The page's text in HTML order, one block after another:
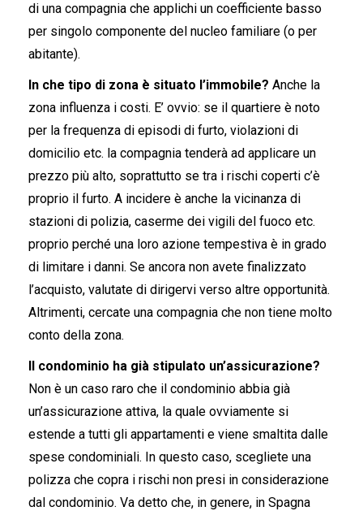
di una compagnia che applichi un coefficiente basso
per singolo componente del nucleo familiare (o per
abitante).
In che tipo di zona è situato l’immobile? Anche la
zona influenza i costi. E’ ovvio: se il quartiere è noto
per la frequenza di episodi di furto, violazioni di
domicilio etc. la compagnia tenderà ad applicare un
prezzo più alto, soprattutto se tra i rischi coperti c’è
proprio il furto. A incidere è anche la vicinanza di
stazioni di polizia, caserme dei vigili del fuoco etc.
proprio perché una loro azione tempestiva è in grado
di limitare i danni. Se ancora non avete finalizzato
l’acquisto, valutate di dirigervi verso altre opportunità.
Altrimenti, cercate una compagnia che non tiene molto
conto della zona.
Il condominio ha già stipulato un’assicurazione?
Non è un caso raro che il condominio abbia già
un’assicurazione attiva, la quale ovviamente si
estende a tutti gli appartamenti e viene smaltita dalle
spese condominiali. In questo caso, scegliete una
polizza che copra i rischi non presi in considerazione
dal condominio. Va detto che, in genere, in Spagna